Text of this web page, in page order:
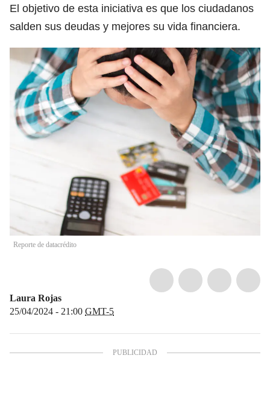
El objetivo de esta iniciativa es que los ciudadanos
salden sus deudas y mejores su vida financiera.
Reporte de datacrédito
Laura Rojas
25/04/2024 - 21:00 GMT-5